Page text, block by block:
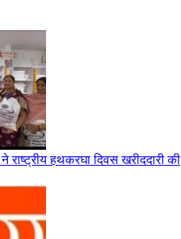
राष्ट्रीय हथकरघा दिवस खरीददारी की